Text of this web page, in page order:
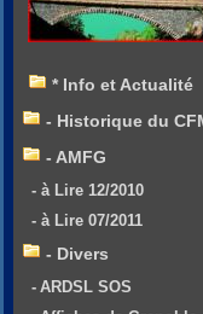
* Info et Actualité
- Historique du
- AMFG
- à Lire 12/2010
- à Lire 07/2011
- Divers
- ARDSL SOS